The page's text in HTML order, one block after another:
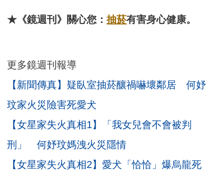
★《鏡週刊》關心您：抽菸有害身心健康。
更多鏡週刊報導
【新聞傳真】疑臥室抽菸釀禍嚇壞鄰居 何妤
玟家火災險害死愛犬
【女星家失火真相1】「我女兒會不會被判
刑」 何妤玟媽洩火災隱情
【女星家失火真相2】愛犬「恰恰」爆烏龍死